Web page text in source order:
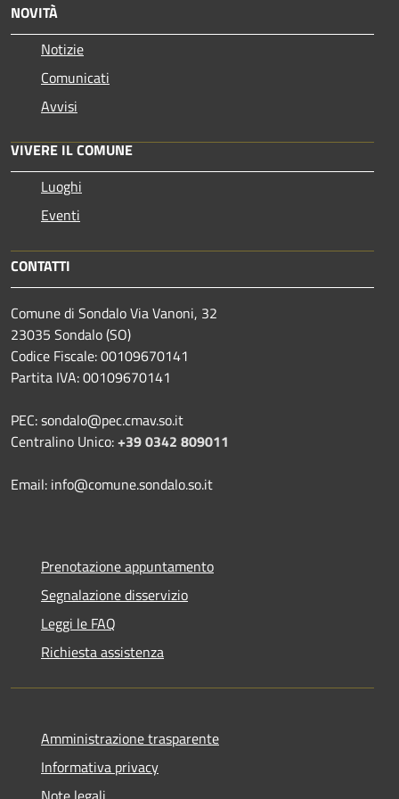
NOVITÀ
Notizie
Comunicati
Avvisi
VIVERE IL COMUNE
Luoghi
Eventi
CONTATTI
Comune di Sondalo Via Vanoni, 32
23035 Sondalo (SO)
Codice Fiscale: 00109670141
Partita IVA: 00109670141
PEC: sondalo@pec.cmav.so.it
Centralino Unico:+39 0342 809011
Email: info@comune.sondalo.so.it
Prenotazione appuntamento
Segnalazione disservizio
Leggi le FAQ
Richiesta assistenza
Amministrazione trasparente
Informativa privacy